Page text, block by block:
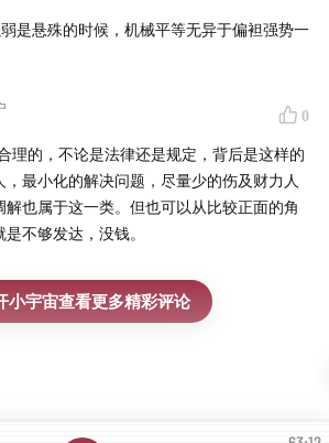
是悬殊的时候，机械平等无异于偏袒强势一
0
理的，不论是法律还是规定，背后是这样的
，最小化的解决问题，尽量少的伤及财力人
解也属于这一类。但也可以从比较正面的角
不够发达，没钱。
小宇宙查看更多精彩评论